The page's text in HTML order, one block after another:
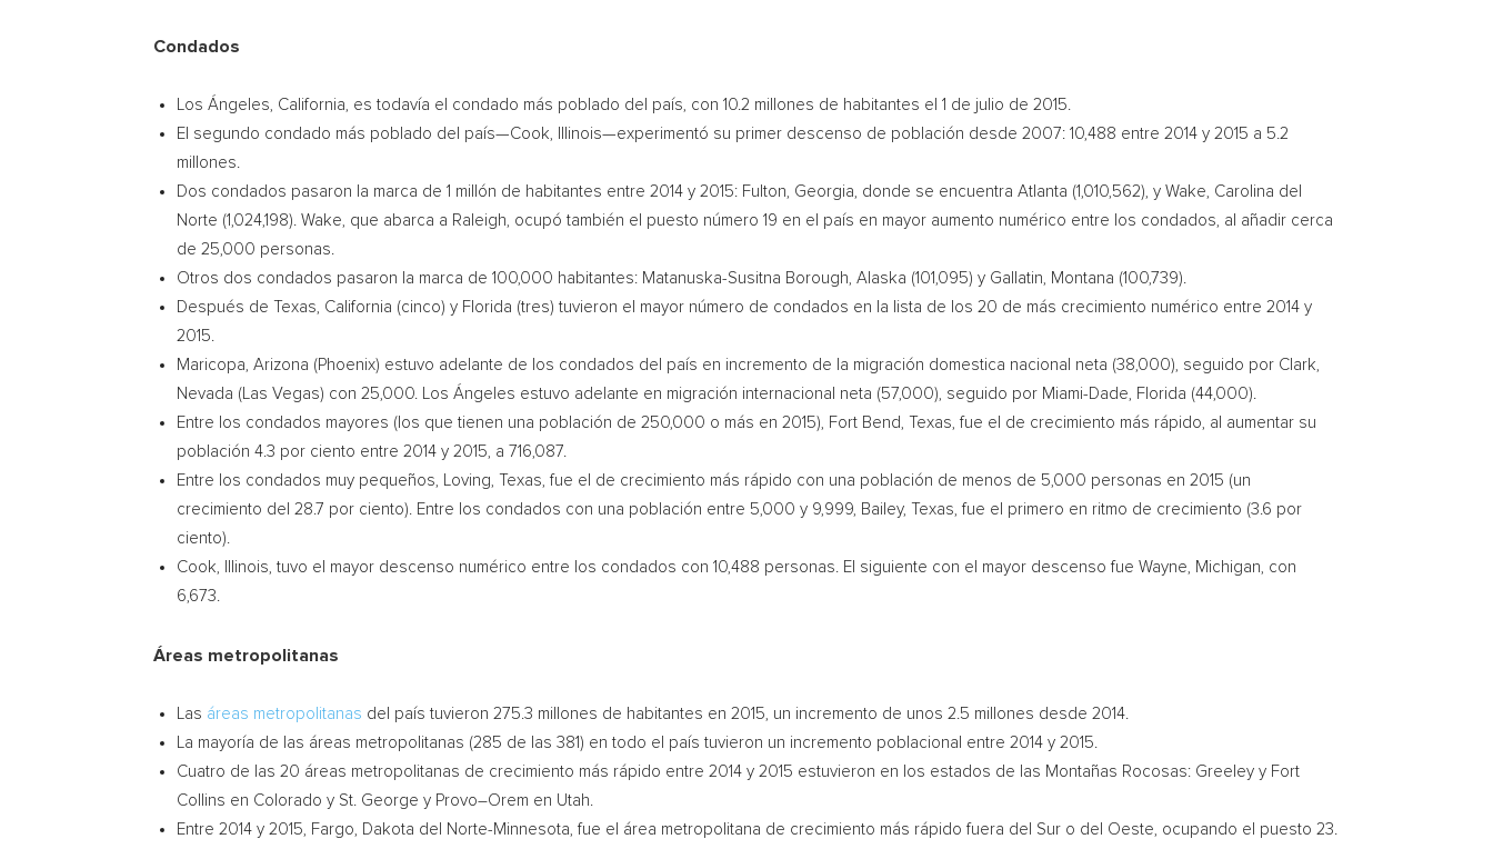
Condados
Los Ángeles, California, es todavía el condado más poblado del país, con 10.2 millones de habitantes el 1 de julio de 2015.
El segundo condado más poblado del país—Cook, Illinois—experimentó su primer descenso de población desde 2007: 10,488 entre 2014 y 2015 a 5.2
millones.
Dos condados pasaron la marca de 1 millón de habitantes entre 2014 y 2015: Fulton, Georgia, donde se encuentra Atlanta (1,010,562), y Wake, Carolina del
Norte (1,024,198). Wake, que abarca a Raleigh, ocupó también el puesto número 19 en el país en mayor aumento numérico entre los condados, al añadir cerca
de 25,000 personas.
Otros dos condados pasaron la marca de 100,000 habitantes: Matanuska-Susitna Borough, Alaska (101,095) y Gallatin, Montana (100,739).
Después de
Texas, California (cinco) y Florida (tres) tuvieron el mayor número de condados en la lista de los 20 de más crecimiento numérico entre 2014 y
2015.
Maricopa, Arizona ( Phoenix) estuvo adelante de los condados del país en incremento de la migración domestica nacional neta (38,000), seguido por Clark,
Nevada ( Las Vegas) con 25,000. Los Ángeles estuvo adelante en migración internacional neta (57,000), seguido por Miami-Dade, Florida (44,000).
Entre los condados mayores (los que tienen una población de 250,000 o más en 2015), Fort Bend, Texas, fue el de crecimiento más rápido, al aumentar su
población 4.3 por ciento entre 2014 y 2015, a 716,087.
Entre los condados muy pequeños, Loving, Texas, fue el de crecimiento más rápido con una población de menos de 5,000 personas en 2015 (un
crecimiento del 28.7 por ciento). Entre los condados con una población entre 5,000 y 9,999, Bailey, Texas, fue el primero en ritmo de crecimiento (3.6 por
ciento).
Cook, Illinois, tuvo el mayor descenso numérico entre los condados con 10,488 personas. El siguiente con el mayor descenso fue Wayne, Michigan, con
6,673.
Áreas metropolitanas
Las áreas metropolitanas del país tuvieron 275.3 millones de habitantes en 2015, un incremento de unos 2.5 millones desde 2014.
La mayoría de las áreas metropolitanas (285 de las 381) en todo el país tuvieron un incremento poblacional entre 2014 y 2015.
Cuatro de las 20 áreas metropolitanas de crecimiento más rápido entre 2014 y 2015 estuvieron en los estados de las Montañas Rocosas: Greeley y Fort
Collins en Colorado y St. George y Provo–Orem en Utah.
Entre 2014 y 2015, Fargo, Dakota del Norte-Minnesota, fue el área metropolitana de crecimiento más rápido fuera del Sur o del Oeste, ocupando el puesto 23.